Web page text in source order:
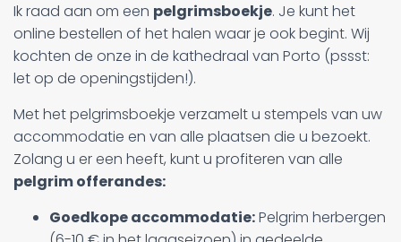
Ik raad aan om een pelgrimsboekje. Je kunt het
online bestellen of het halen waar je ook begint. Wij
kochten de onze in de kathedraal van Porto (pssst:
let op de openingstijden!).
Met het pelgrimsboekje verzamelt u stempels van uw
accommodatie en van alle plaatsen die u bezoekt.
Zolang u er een heeft, kunt u profiteren van alle
pelgrim offerandes:
Goedkope accommodatie:Pelgrim herbergen